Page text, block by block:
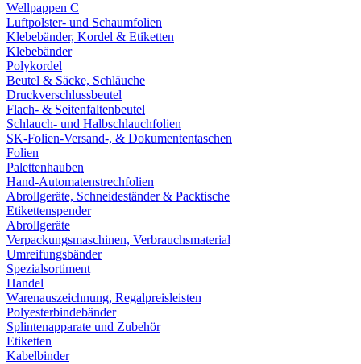
Wellpappen C
Luftpolster- und Schaumfolien
Klebebänder, Kordel & Etiketten
Klebebänder
Polykordel
Beutel & Säcke, Schläuche
Druckverschlussbeutel
Flach- & Seitenfaltenbeutel
Schlauch- und Halbschlauchfolien
SK-Folien-Versand-, & Dokumententaschen
Folien
Palettenhauben
Hand-Automatenstrechfolien
Abrollgeräte, Schneideständer & Packtische
Etikettenspender
Abrollgeräte
Verpackungsmaschinen, Verbrauchsmaterial
Umreifungsbänder
Spezialsortiment
Handel
Warenauszeichnung, Regalpreisleisten
Polyesterbindebänder
Splintenapparate und Zubehör
Etiketten
Kabelbinder